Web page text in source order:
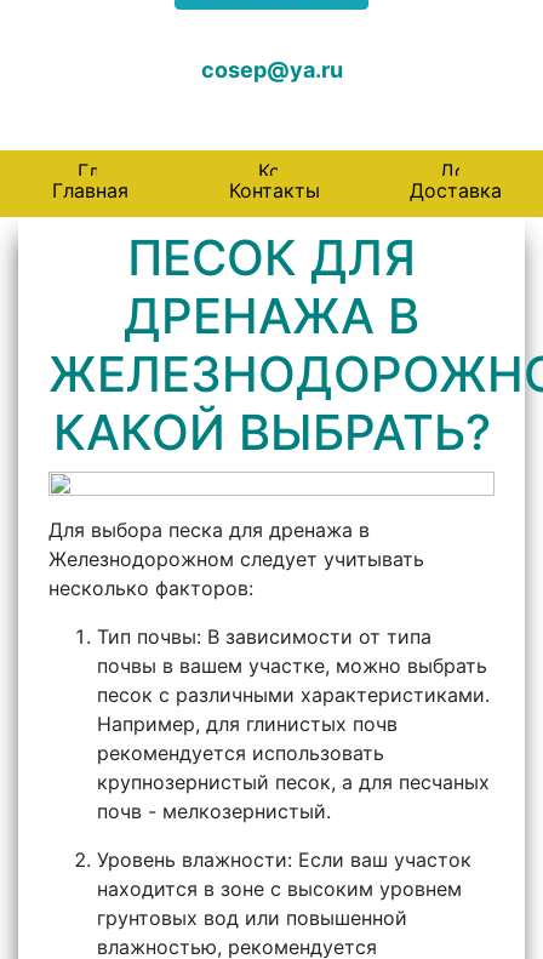
cosep@ya.ru
Главная Контакты Доставка
ПЕСОК ДЛЯ
ДРЕНАЖА В
КАКОЙ ВЫБРАТЬ?
Для выбора песка для дренажа в
Железнодорожном следует учитывать
несколько факторов:
Тип почвы: В зависимости от типа
почвы в вашем участке, можно выбрать
песок с различными характеристиками.
Например, для глинистых почв
рекомендуется использовать
крупнозернистый песок, а для песчаных
почв - мелкозернистый.
Уровень влажности: Если ваш участок
находится в зоне с высоким уровнем
грунтовых вод или повышенной
влажностью, рекомендуется